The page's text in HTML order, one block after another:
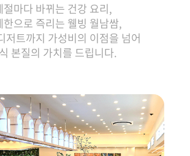
절마다 바뀌는 건강 요리,
한으로 즉리는 웰빙 월남쌈,
저트까지 가성비의 이점을 넘어
본질의 가치를 드립니다.